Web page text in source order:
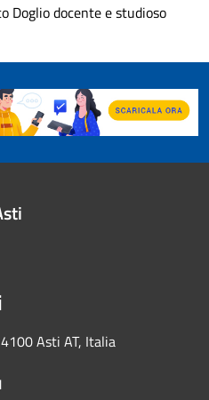
Doglio docente e studioso
Asti AT, Italia